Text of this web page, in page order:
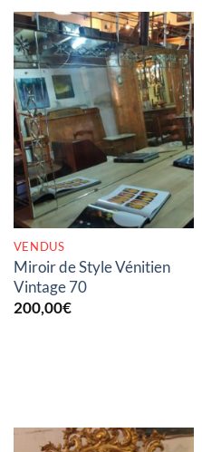
RUPTURE DE STOCK
VENDUS
Miroir de Style Vénitien
Vintage 70
200,00€